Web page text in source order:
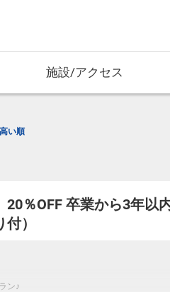
施設/アクセス
高い順
20％OFF 卒業から3年以
）
ン♪